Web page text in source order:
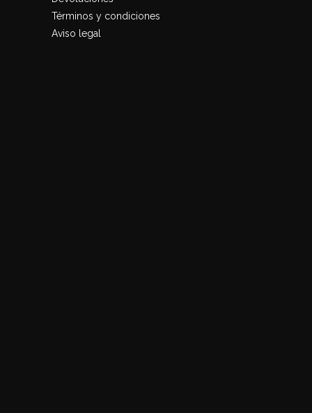
Términos y condiciones
Aviso legal